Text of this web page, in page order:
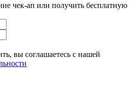
чек-ап или получить бесплатную
вы соглашаетесь с нашей